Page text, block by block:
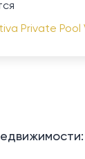
Private Pool